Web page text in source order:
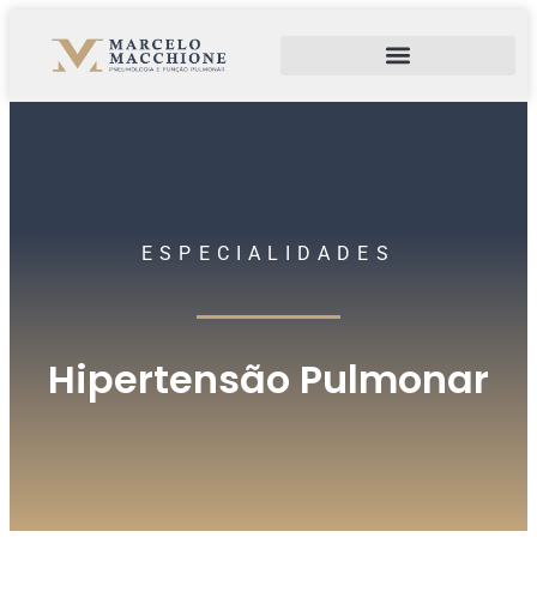
ESPECIALIDADES
Hipertensão Pulmonar